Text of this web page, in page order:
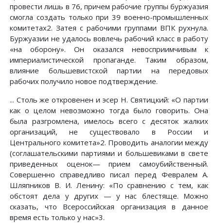
провести лишь в 76, причем рабочие группы буржуазия
смогла создать только при 39 военно-промышленных
комитетах2. Затея с рабочими группами ВПК рухнула.
Буржуазии не удалось вовлечь рабочий класс в работу
«на оборону». Он оказался невосприимчивым к
империалистической пропаганде. Таким образом,
влияние большевистской партии на передовых
рабочих получило новое подтверждение.
... Столь же откровенен и эсер Н. Святицкий: «О партии
как о целом невозможно тогда было говорить. Она
была разгромлена, имелось всего с десяток жалких
организаций, не существовало в России и
Центрального комитета»2. Проводить аналогии между
(соглашательскими партиями и большевиками в свете
приведенных оценок— прием самоубийственный.
Совершенно справедливо писал перед Февралем А.
Шляпников В. И. Ленину: «По сравнению с тем, как
обстоят дела у других — у нас блестяще. Можно
сказать, что Всероссийская организация в данное
время есть только у нас»3.